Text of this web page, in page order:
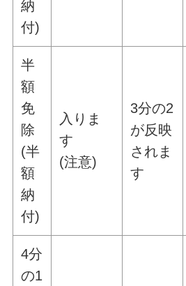
納
付)
半
額
免
除
(半
額
納
付)
入りま
す
(注意)
3分の2
が反映
されま
す
4分
の1